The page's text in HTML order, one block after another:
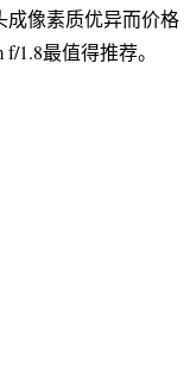
成像素质优异而价格
1.8最值得推荐。